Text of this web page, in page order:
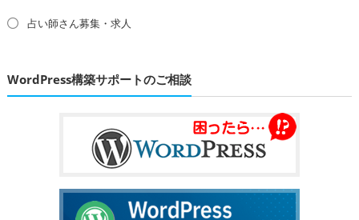
占い師さん募集・求人
WordPress構築サポートのご相談